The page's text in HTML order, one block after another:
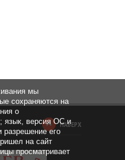
НАВЕРХ
мы
сохраняются на
о
язык, версия ОС и
разрешение его
на сайт
просматривает